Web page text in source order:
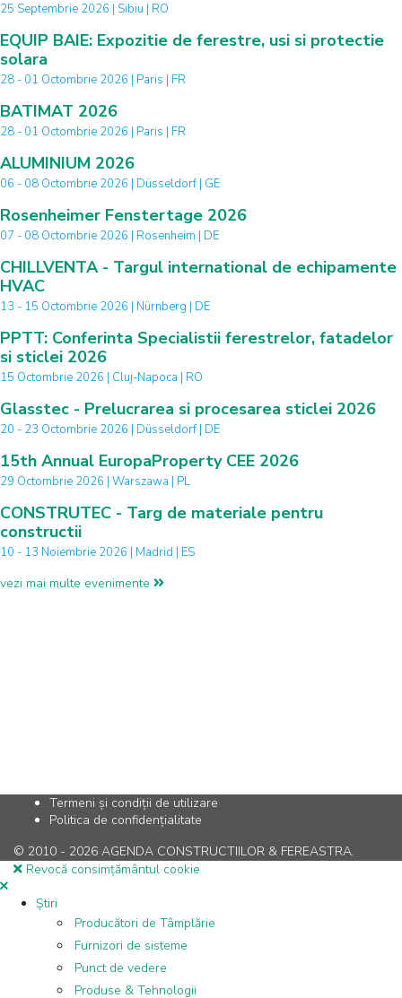
25 Septembrie 2026 | Sibiu | RO
EQUIP BAIE: Expozitie de ferestre, usi si protectie
solara
28 - 01 Octombrie 2026 | Paris | FR
BATIMAT 2026
28 - 01 Octombrie 2026 | Paris | FR
ALUMINIUM 2026
06 - 08 Octombrie 2026 | Düsseldorf | GE
Rosenheimer Fenstertage 2026
07 - 08 Octombrie 2026 | Rosenheim | DE
CHILLVENTA - Targul international de echipamente
HVAC
13 - 15 Octombrie 2026 | Nürnberg | DE
PPTT: Conferinta Specialistii ferestrelor, fatadelor
si sticlei 2026
15 Octombrie 2026 | Cluj-Napoca | RO
Glasstec - Prelucrarea si procesarea sticlei 2026
20 - 23 Octombrie 2026 | Düsseldorf | DE
15th Annual EuropaProperty CEE 2026
29 Octombrie 2026 | Warszawa | PL
CONSTRUTEC - Targ de materiale pentru
constructii
10 - 13 Noiembrie 2026 | Madrid | ES
vezi mai multe evenimente
Termeni și condiții de utilizare
Politica de confidențialitate
© 2010 - 2026 AGENDA CONSTRUCTIILOR & FEREASTRA.
Revocă consimțământul cookie
Știri
Producători de Tâmplărie
Furnizori de sisteme
Punct de vedere
Produse & Tehnologii